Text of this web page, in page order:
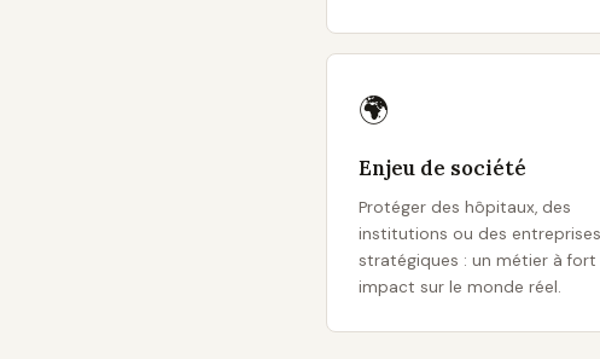
🌍
Enjeu de société
Protéger des hôpitaux, des
institutions ou des entreprises
stratégiques : un métier à fort
impact sur le monde réel.